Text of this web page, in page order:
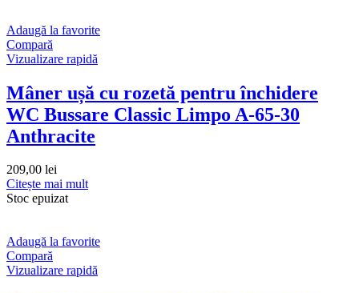
Adaugă la favorite
Compară
Vizualizare rapidă
Mâner ușă cu rozetă pentru închidere
WC Bussare Classic Limpo A-65-30
Anthracite
209,00 lei
Citește mai mult
Stoc epuizat
Adaugă la favorite
Compară
Vizualizare rapidă